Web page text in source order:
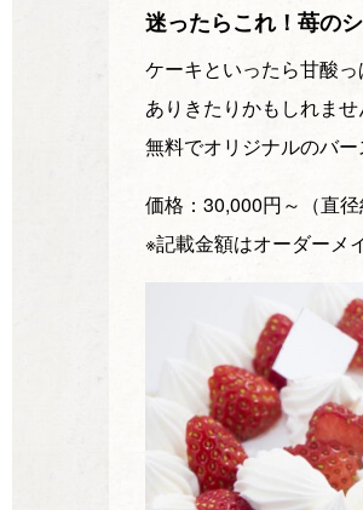
迷ったらこれ！苺の
ケーキといったら甘酸
ありきたりかもしれませ
無料でオリジナルのバ
価格：30,000円～（直
※記載金額はオーダーメ